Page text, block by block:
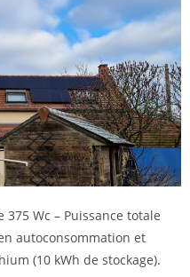
Wc – Puissance totale
autoconsommation et
(10 kWh de stockage).